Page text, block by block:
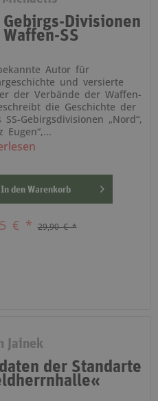
Gebirgs-Divisionen
SS
Autor für
und versierte
der Verbände der Waffen-
die Geschichte der
SS-Gebirgsdivisionen „Nord“,
Eugen“,...
In den Warenkorb
€ * 29,90 € *
Jainek
der Standarte